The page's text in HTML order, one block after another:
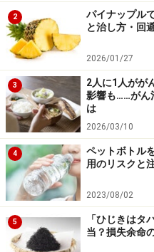
甘酒にショウガを加えて
レンジでひと味違う楽し
う。
■ミルク割り
平安の昔には、甘酒の牛
醍醐。つまり「最上の美
味」という言葉もここに
くのある味わいです。甘
糖を分解し、吸収がよく
がゴロゴロするという人
■レモン割り
2
パイナップル
と治し方・回
2026/01/27
3
2人に1人がが
影響も……がん
は
2026/03/10
4
ペットボトル
用のリスクと
2023/08/02
5
「ひじきはタ
当？損失余命